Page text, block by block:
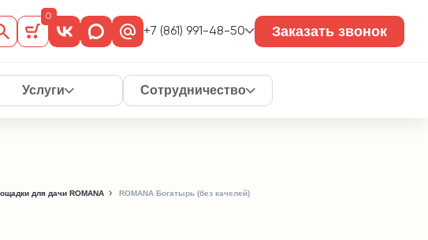
0
+7 (861) 991-48-50 Заказать звонок
Услуги Сотрудничество
для дачи ROMANA ROMANA Богатырь (без качелей)